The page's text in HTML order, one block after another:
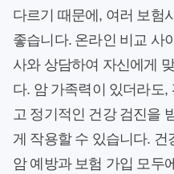
다르기 때문에, 여러 보험
좋습니다. 온라인 비교 사
사와 상담하여 자신에게
다. 암 가족력이 있더라도
고 정기적인 건강 검진을
게 작용할 수 있습니다.
암 예방과 보험 가입 모두